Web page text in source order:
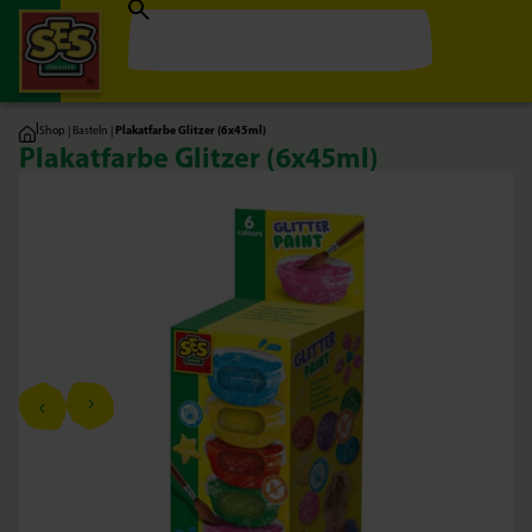
|Shop | Basteln | Plakatfarbe Glitzer (6x45ml)
Plakatfarbe Glitzer (6x45ml)